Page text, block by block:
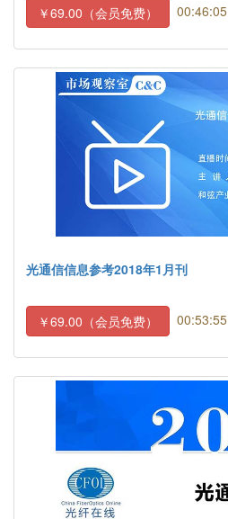
￥69.00（会员免费） 00:46:05
光通信信息参考2018年1月刊
￥69.00（会员免费） 00:53:55